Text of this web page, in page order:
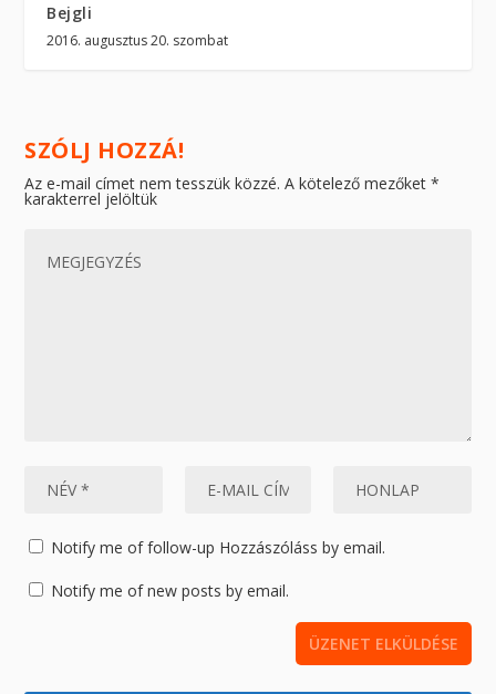
Bejgli
2016. augusztus 20. szombat
SZÓLJ HOZZÁ!
Az e-mail címet nem tesszük közzé. A kötelező mezőket*
karakterrel jelöltük
Notify me of follow-up Hozzászóláss by email.
Notify me of new posts by email.